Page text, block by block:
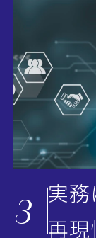
3 実務
再現